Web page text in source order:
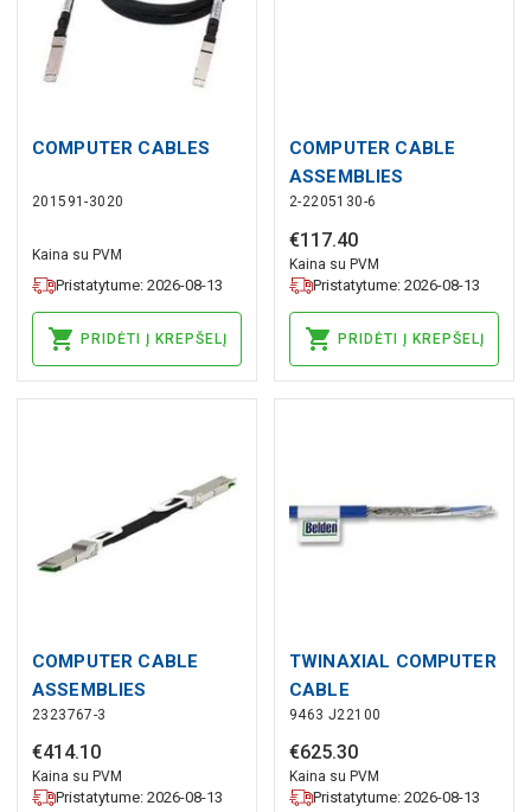
COMPUTER CABLES
201591-3020
Kaina su PVM
Pristatytume: 2026-08-13
PRIDĖTI Į KREPŠELĮ
COMPUTER CABLE
ASSEMBLIES
2-2205130-6
€117.40
Kaina su PVM
Pristatytume: 2026-08-13
PRIDĖTI Į KREPŠELĮ
COMPUTER CABLE
ASSEMBLIES
2323767-3
€414.10
Kaina su PVM
Pristatytume: 2026-08-13
TWINAXIAL COMPUTER
CABLE
9463 J22100
€625.30
Kaina su PVM
Pristatytume: 2026-08-13